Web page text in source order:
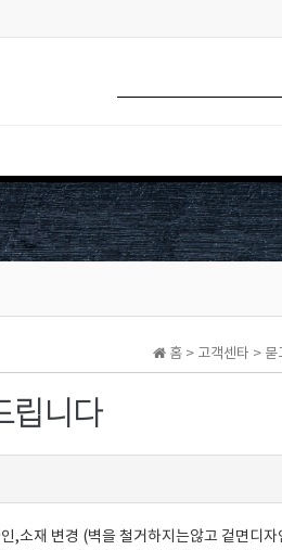
홈 > 고객센타 > 묻
립니다
,소재 변경 (벽을 철거하지는않고 겉면디자